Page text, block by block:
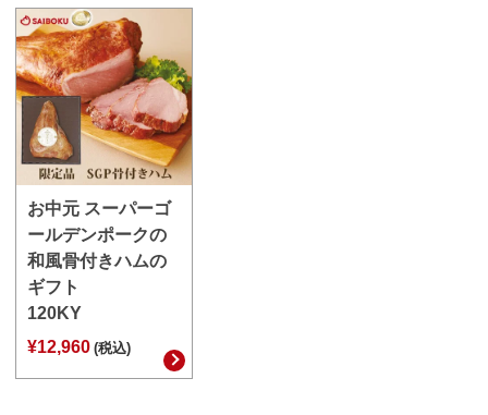
お中元 スーパーゴ
ールデンポークの
和風骨付きハムの
ギフト
120KY
¥12,960 (税込)